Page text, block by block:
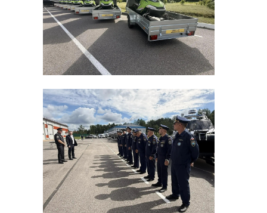
распространенный образ пожилой
женщины как типичной жертвы
мошенников давно не
соответствует действительности.
По ее словам, пострадавшими
становятся мужчины и женщины
самых разных возрастов — от 11 до
95 лет, причем многие имеют
высшее образование, семьи и
хорошо владеют цифровыми
технологиями. Это говорит о том,
что даже высокая цифровая
грамотность не дает полной
защиты от мошенников.